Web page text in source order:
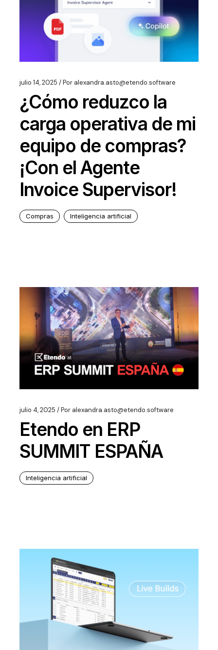
julio 14, 2025 Por alexandra.asto@etendo.software
¿Cómo reduzco la
carga operativa de mi
equipo de compras?
¡Con el Agente
Invoice Supervisor!
Compras Inteligencia artificial
julio 4, 2025 Por alexandra.asto@etendo.software
Etendo en ERP
SUMMIT ESPAÑA
Inteligencia artificial